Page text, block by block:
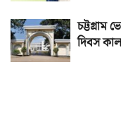
চট্টগ্রাম
দিবস কাল